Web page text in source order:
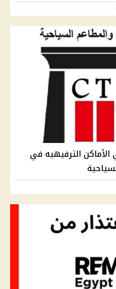
الترفيهيه في